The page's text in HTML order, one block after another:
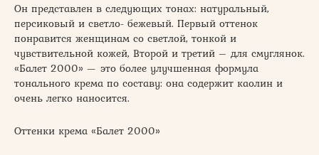
Он представлен в следующих тонах: натуральный,
персиковый и светло- бежевый. Первый оттенок
понравится женщинам со светлой, тонкой и
чувствительной кожей, Второй и третий – для смуглянок.
«Балет 2000» — это более улучшенная формула
тонального крема по составу: она содержит каолин и
очень легко наносится.
Оттенки крема «Балет 2000»